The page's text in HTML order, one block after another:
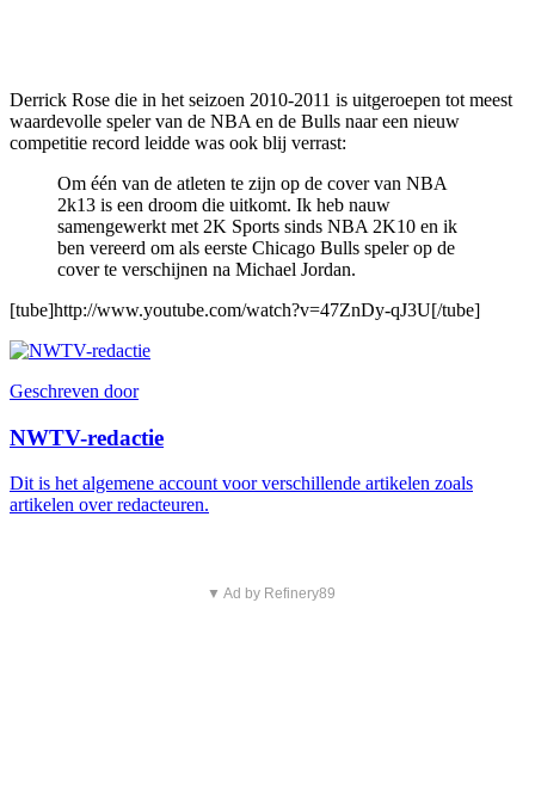
Derrick Rose die in het seizoen 2010-2011 is uitgeroepen tot meest
waardevolle speler van de NBA en de Bulls naar een nieuw
competitie record leidde was ook blij verrast:
Om één van de atleten te zijn op de cover van NBA
2k13 is een droom die uitkomt. Ik heb nauw
samengewerkt met 2K Sports sinds NBA 2K10 en ik
ben vereerd om als eerste Chicago Bulls speler op de
cover te verschijnen na Michael Jordan.
[tube]http://www.youtube.com/watch?v=47ZnDy-qJ3U[/tube]
Geschreven door
NWTV-redactie
Dit is het algemene account voor verschillende artikelen zoals
artikelen over redacteuren.
▼ Ad by Refinery89